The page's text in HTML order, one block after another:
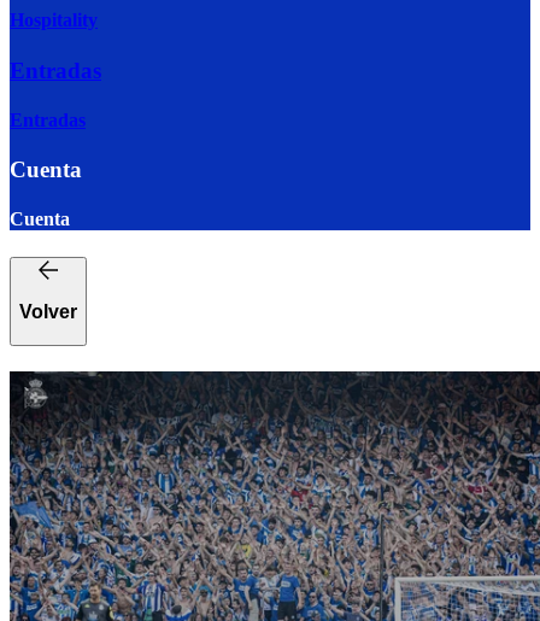
Hospitality
Entradas
Entradas
Cuenta
Cuenta
Volver